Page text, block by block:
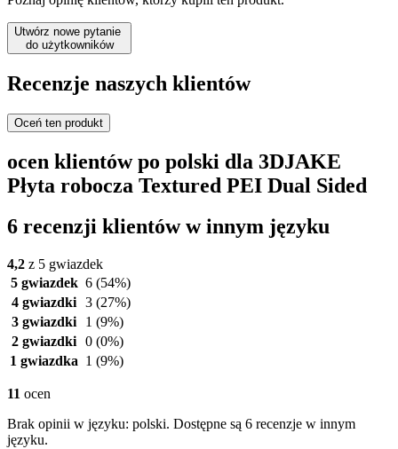
Utwórz nowe pytanie
do użytkowników
Recenzje naszych klientów
Oceń ten produkt
ocen klientów po polski dla 3DJAKE
Płyta robocza Textured PEI Dual Sided
6 recenzji klientów w innym języku
4,2 z 5 gwiazdek
5 gwiazdek 6 (54%)
4 gwiazdki 3 (27%)
3 gwiazdki
1 (9%)
2 gwiazdki 0 (0%)
1 gwiazdka 1 (9%)
11 ocen
Brak opinii w języku: polski. Dostępne są 6 recenzje w innym
języku.